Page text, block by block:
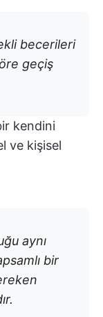
becerileri
geçiş
kendini
ve kişisel
aynı
bir